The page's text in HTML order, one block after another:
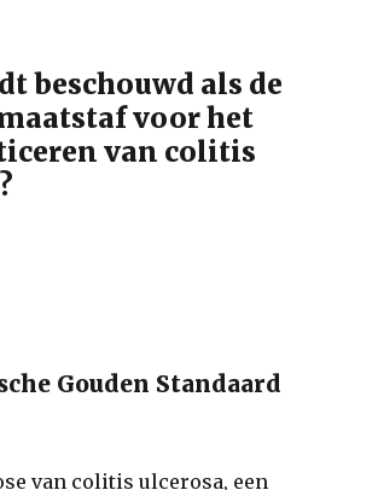
beschouwd als de
voor het
van colitis
Gouden Standaard
van colitis ulcerosa, een